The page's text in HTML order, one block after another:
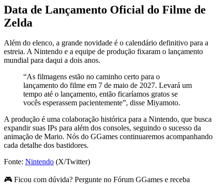
Data de Lançamento Oficial do Filme de
Zelda
Além do elenco, a grande novidade é o calendário definitivo para a
estreia. A Nintendo e a equipe de produção fixaram o lançamento
mundial para daqui a dois anos.
“As filmagens estão no caminho certo para o
lançamento do filme em 7 de maio de 2027. Levará um
tempo até o lançamento, então ficaríamos gratos se
vocês esperassem pacientemente”, disse Miyamoto.
A produção é uma colaboração histórica para a Nintendo, que busca
expandir suas IPs para além dos consoles, seguindo o sucesso da
animação de Mario. Nós do GGames continuaremos acompanhando
cada detalhe dos bastidores.
Fonte: Nintendo (X/Twitter)
🎮 Ficou com dúvida? Pergunte no Fórum GGames e receba